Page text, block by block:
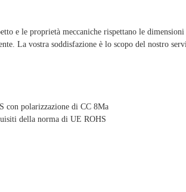
e le proprietà meccaniche rispettano le
La vostra soddisfazione è lo scopo del nostro
con polarizzazione di CC 8Ma
della norma di UE ROHS